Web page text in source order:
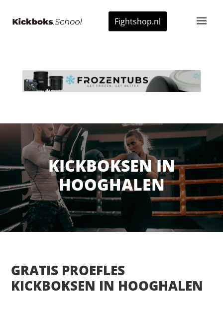
Fightshop.nl
KICKBOKSEN IN
HOOGHALEN
GRATIS PROEFLES
KICKBOKSEN IN HOOGHALEN